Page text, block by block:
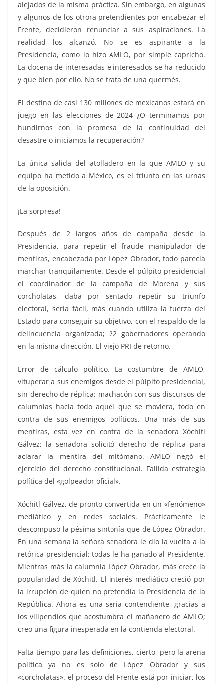
alejados de la misma práctica. Sin embargo, en algunas
y algunos de los otrora pretendientes por encabezar el
Frente, decidieron renunciar a sus aspiraciones. La
realidad los alcanzó. No se es aspirante a la
Presidencia, como lo hizo AMLO, por simple capricho.
La docena de interesadas e interesados se ha reducido
y que bien por ello. No se trata de una quermés.
El destino de casi 130 millones de mexicanos estará en
juego en las elecciones de 2024 ¿O terminamos por
hundirnos con la promesa de la continuidad del
desastre o iniciamos la recuperación?
La única salida del atolladero en la que AMLO y su
equipo ha metido a México, es el triunfo en las urnas
de la oposición.
¡La sorpresa!
Después de 2 largos años de campaña desde la
Presidencia, para repetir el fraude manipulador de
mentiras, encabezada por López Obrador, todo parecía
marchar tranquilamente. Desde el púlpito presidencial
el coordinador de la campaña de Morena y sus
corcholatas, daba por sentado repetir su triunfo
electoral, sería fácil, más cuando utiliza la fuerza del
Estado para conseguir su objetivo, con el respaldo de la
delincuencia organizada; 22 gobernadores operando
en la misma dirección. El viejo PRI de retorno.
Error de cálculo político. La costumbre de AMLO,
vituperar a sus enemigos desde el púlpito presidencial,
sin derecho de réplica; machacón con sus discursos de
calumnias hacia todo aquel que se moviera, todo en
contra de sus enemigos políticos. Una más de sus
mentiras, esta vez en contra de la senadora Xóchitl
Gálvez; la senadora solicitó derecho de réplica para
aclarar la mentira del mitómano. AMLO negó el
ejercicio del derecho constitucional. Fallida estrategia
política del «golpeador oficial».
Xóchitl Gálvez, de pronto convertida en un «fenómeno»
mediático y en redes sociales. Prácticamente le
descompuso la pésima sintonía que de López Obrador.
En una semana la señora senadora le dio la vuelta a la
retórica presidencial; todas le ha ganado al Presidente.
Mientras más la calumnia López Obrador, más crece la
popularidad de Xóchitl. El interés mediático creció por
la irrupción de quien no pretendía la Presidencia de la
República. Ahora es una seria contendiente, gracias a
los vilipendios que acostumbra el mañanero de AMLO;
creo una figura inesperada en la contienda electoral.
Falta tiempo para las definiciones, cierto, pero la arena
política ya no es solo de López Obrador y sus
«corcholatas». el proceso del Frente está por iniciar, los